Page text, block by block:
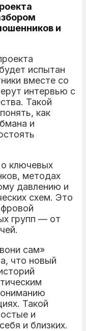
и
испытан
вместе со
интервью с
Такой
как
и
ключевых
методах
давлению и
схем. Это
групп — от
сам»
что новый
Такой
и
и близких.